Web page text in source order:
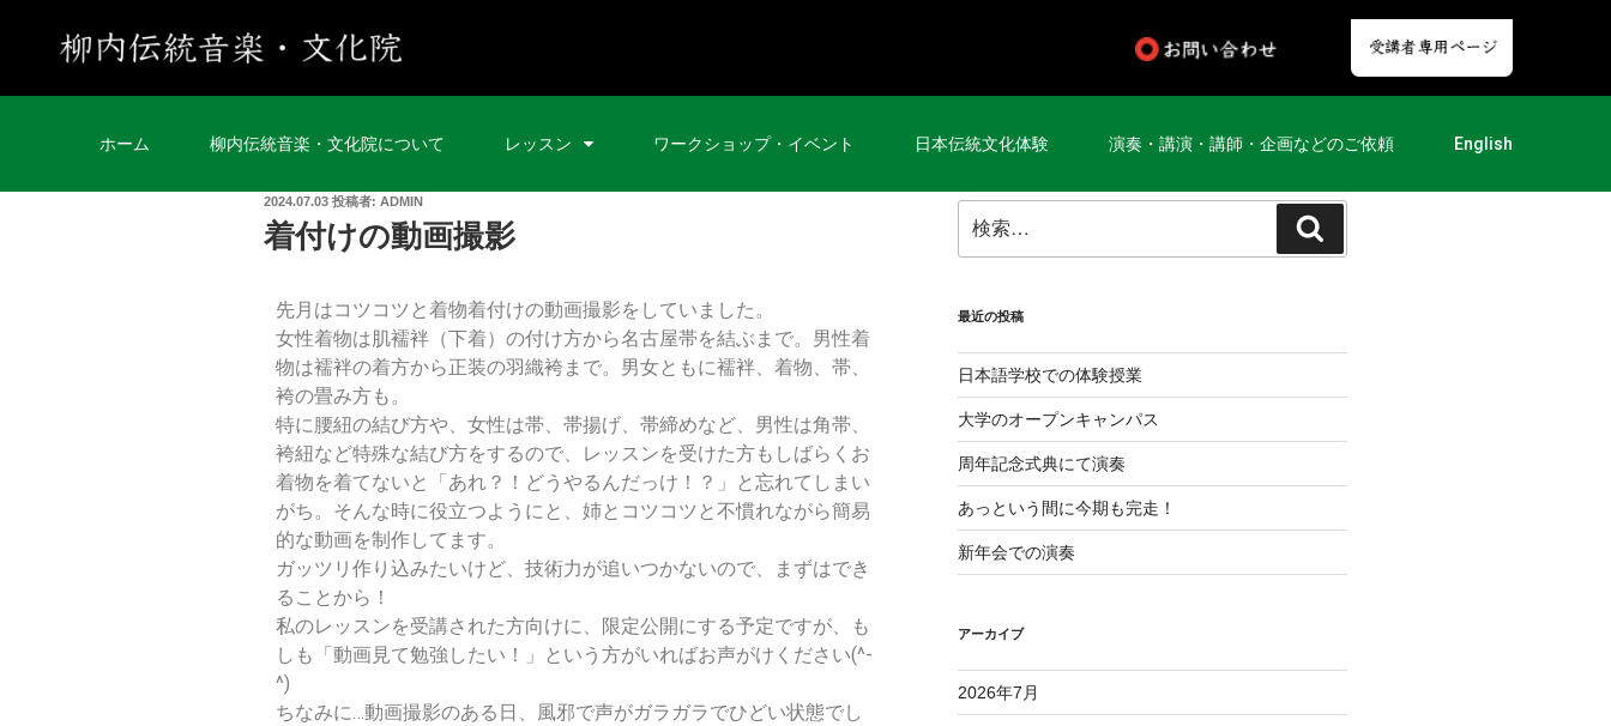
ホーム 柳内伝統音楽・文化院について レッスン ワークショップ・イベント 日本伝統文化体験 演奏・講演・講師・企画などのご依頼 English
2024.07.03 投稿者: ADMIN
着付けの動画撮影
先月はコツコツと着物着付けの動画撮影をしていました。
女性着物は肌襦袢（下着）の付け方から名古屋帯を結ぶまで。男性着
物は襦袢の着方から正装の羽織袴まで。男女ともに襦袢、着物、帯、
袴の畳み方も。
特に腰紐の結び方や、女性は帯、帯揚げ、帯締めなど、男性は角帯、
袴紐など特殊な結び方をするので、レッスンを受けた方もしばらくお
着物を着てないと「あれ？！どうやるんだっけ！？」と忘れてしまい
がち。 そんな時に役立つようにと、姉とコツコツと不慣れながら簡易
的な動画を制作してます。
ガッツリ作り込みたいけど、技術力が追いつかないので、まずはでき
ることから！
私のレッスンを受講された方向けに、限定公開にする予定ですが、も
しも「動画見て勉強したい！」という方がいればお声がけください(^-
^)
ちなみに…動画撮影のある日、風邪で声がガラガラでひどい状態でし
最近の投稿
日本語学校での体験授業
大学のオープンキャンパス
周年記念式典にて演奏
あっという間に今期も完走！
新年会での演奏
アーカイブ
2026年7月